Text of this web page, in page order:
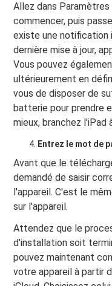
Allez dans
commencer, puis
existe une notification
dernière mise à jour,
Vous pouvez
ultérieurement en
vous de disposer de
batterie pour prendre
mieux, branchez l'iPad
Entrez le mot de
Avant que le
demandé de saisir
l'appareil. C'est le
sur l'appareil.
Attendez que le
d'installation soit
pouvez maintenant
votre appareil à partir